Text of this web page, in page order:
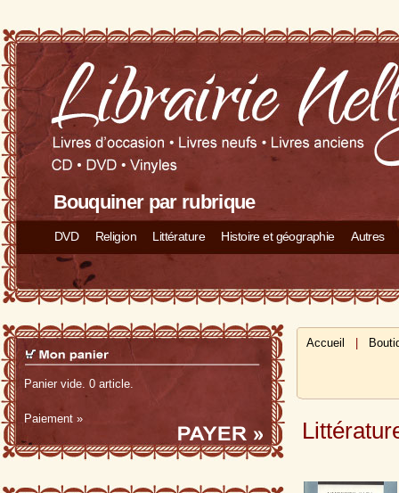
Bouquiner par rubrique
DVD Religion Littérature Histoire et géographie Autres
Panier vide. 0 article.
Paiement »
Accueil